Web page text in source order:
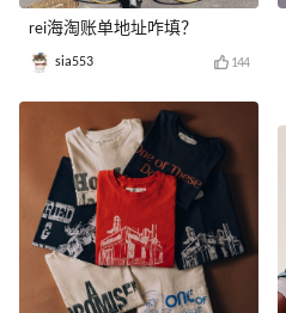
rei海淘账单地址咋填？
sia553 144